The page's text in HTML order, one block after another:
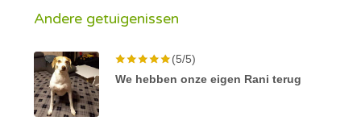
Andere getuigenissen
(5/5)
We hebben onze eigen Rani terug